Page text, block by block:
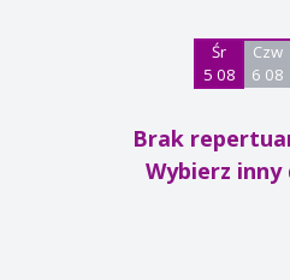
Śr
5 08
Czw
6 08
Brak
Wybierz